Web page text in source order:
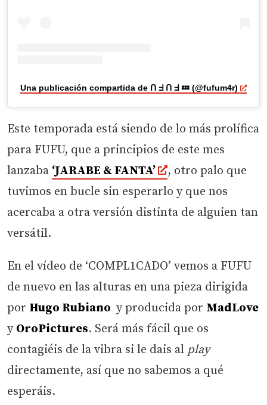
Una publicación compartida de Ո ᖵ Ո ᖵ 💤 (@fufum4r)
Este temporada está siendo de lo más prolífica
para FUFU, que a principios de este mes
lanzaba ‘JARABE & FANTA’
, otro palo que
tuvimos en bucle sin esperarlo y que nos
acercaba a otra versión distinta de alguien tan
versátil.
En el vídeo de ‘COMPL1CADO’ vemos a FUFU
de nuevo en las alturas en una pieza dirigida
por Hugo Rubiano y producida por MadLove
y OroPictures. Será más fácil que os
contagiéis de la vibra si le dais al play
directamente, así que no sabemos a qué
esperáis.